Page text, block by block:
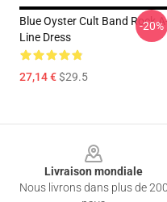
Blue Oyster Cult Band Rock
Line Dress
27,14 €$29.5
-20%
Livraison mondiale
Nous livrons dans plus de 200